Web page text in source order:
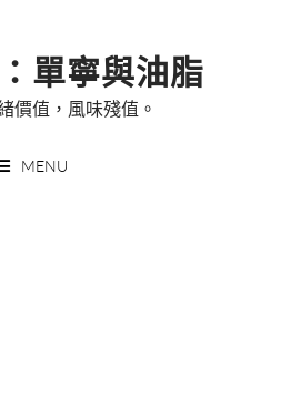
單寧與油脂
價值，風味殘值。
MENU